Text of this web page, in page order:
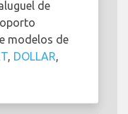
de
modelos de
DOLLAR